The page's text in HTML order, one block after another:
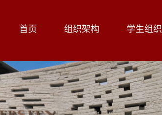
首页 组织架构 学生组织